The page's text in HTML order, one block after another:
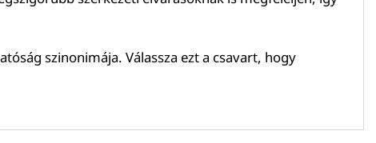
szinonimája. Válassza ezt a csavart, hogy